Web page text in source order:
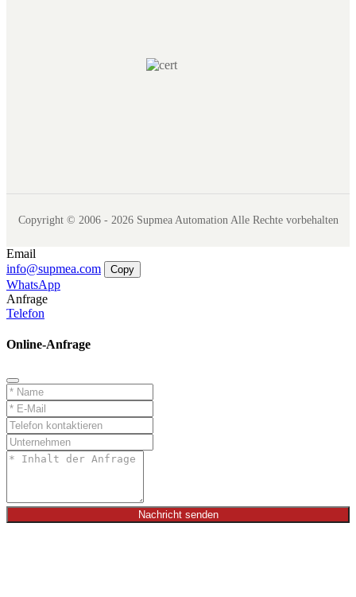
Copyright © 2006 - 2026 Supmea Automation Alle Rechte vorbehalten
Email
info@supmea.com
Copy
WhatsApp
Anfrage
Telefon
Online-Anfrage
Nachricht senden